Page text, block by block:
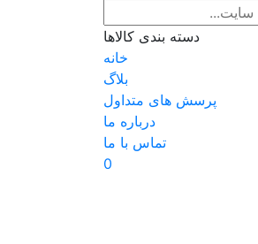
دسته بندی کالاها
خانه
بلاگ
پرسش های متداول
درباره ما
تماس با ما
0